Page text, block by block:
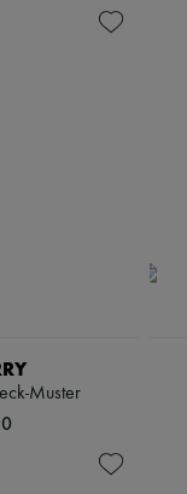
Muster